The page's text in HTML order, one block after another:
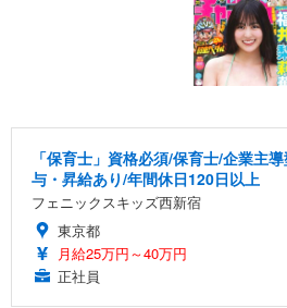
「保育士」資格必須/保育士/企業主
与・昇給あり/年間休日120日以上
フェニックスキッズ西新宿
東京都
月給25万円～40万円
正社員